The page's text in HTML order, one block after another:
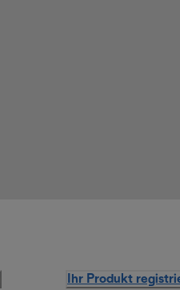
Ihr Produkt